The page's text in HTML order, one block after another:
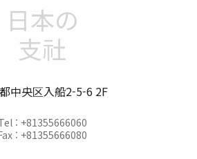
日本の
支社
中央区入船2-5-6 2F
: +81355666060
: +81355666080